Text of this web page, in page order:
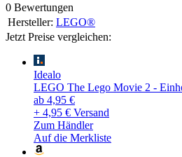
0 Bewertungen
Hersteller: LEGO®
Jetzt Preise vergleichen:
Idealo
LEGO The Lego Movie 2 -
ab 4,95 €
+ 4,95 € Versand
Zum Händler
Auf die Merkliste